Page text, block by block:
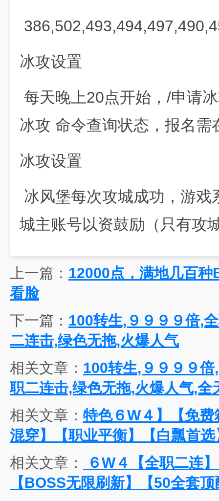
冰攻设置
每天晚上20点开始，/申请
冰攻 命令查询状态，报名需
冰攻设置
冰风堡每次攻城成功，游
城主账号以资鼓励（只有攻
上一篇： 12000点，满地几百
看脸
下一篇： 100转生,９９９９倍,
二连击,绿色无拖,火爆人气
相关文章： 100转生,９９９９
职二连击,绿色无拖,火爆人气,全
相关文章： 特色６W４】【免
混穿】【职业平衡】【白瓢首
相关文章：
６W４【全职二连
【BOSS无限刷新】【50全套